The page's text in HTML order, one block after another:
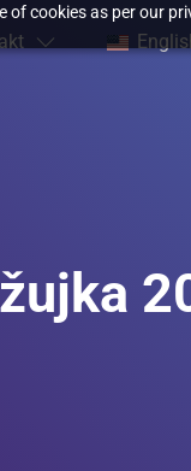
of cookies as per our